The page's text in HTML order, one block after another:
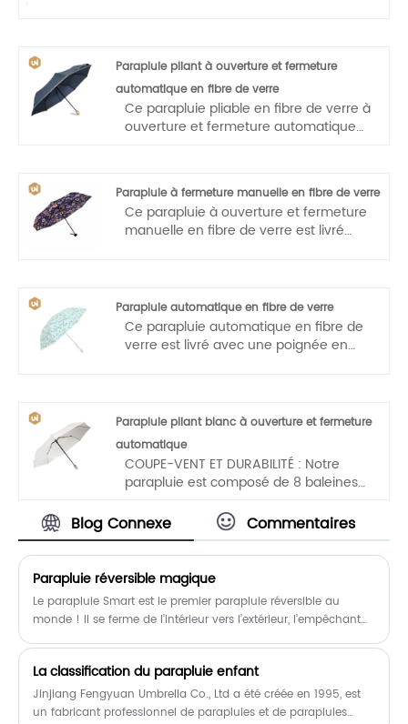
l'eau de s'égoutter facilement et de se
secouer pour vous aider à rester
constamment au sec. Le mécanisme
d'ouverture automatique est facile à
utiliser d'une seule main. Appuyez
et votre confort ne sera pas retardé.
Parapluie pliant à ouverture et fermeture
automatique en fibre de verre
Ce parapluie pliable en fibre de verre à
ouverture et fermeture automatique
à une main, légère et pratique.
Parapluie à fermeture manuelle en fibre de verre
Ce parapluie à ouverture et fermeture
manuelle en fibre de verre est livré
une main, légère et pratique.
Parapluie automatique en fibre de verre
Ce parapluie automatique en fibre de
verre est livré avec une poignée en
légère et pratique.
Parapluie pliant blanc à ouverture et fermeture
automatique
COUPE-VENT ET DURABILITÉ : Notre
parapluie est composé de 8 baleines
supérieure et en acier inoxydable de
haute qualité. Assez robuste pour
supporter un vent de 55 mph, offrant
une fiabilité à long terme sur laquelle
vous pouvez compter. Celui-ci a un
cadre très solide, la fonction éolienne
est très forte. Il peut fléchir légèrement
pour résister au vent puissant, vous
permettant ainsi de faire face
facilement aux conditions
météorologiques difficiles.
Blog Connexe Commentaires
Parapluie réversible magique
Le parapluie Smart est le premier parapluie réversible au
monde ! Il se ferme de l’intérieur vers l’extérieur, l’empêchant
La classification du parapluie enfant
Jinjiang Fengyuan Umbrella Co., Ltd a été créée en 1995, est
un fabricant professionnel de parapluies et de parapluies